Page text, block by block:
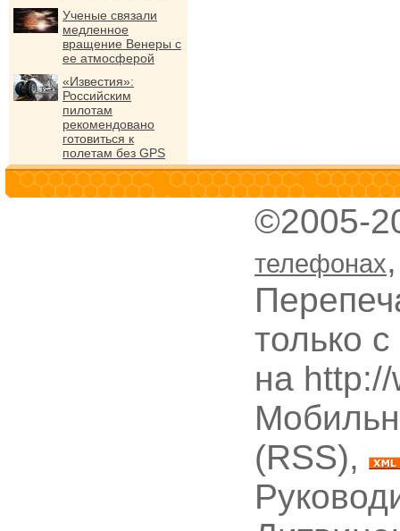
Ученые связали
медленное
вращение Венеры с
ее атмосферой
«Известия»:
Российским
пилотам
рекомендовано
готовиться к
полетам без GPS
©2005-
телефонах
только
на
(RSS),